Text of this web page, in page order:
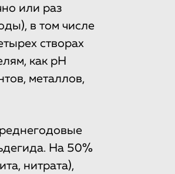
или раз
в том числе
створах
как рН
металлов,
На 50%
нитрата),